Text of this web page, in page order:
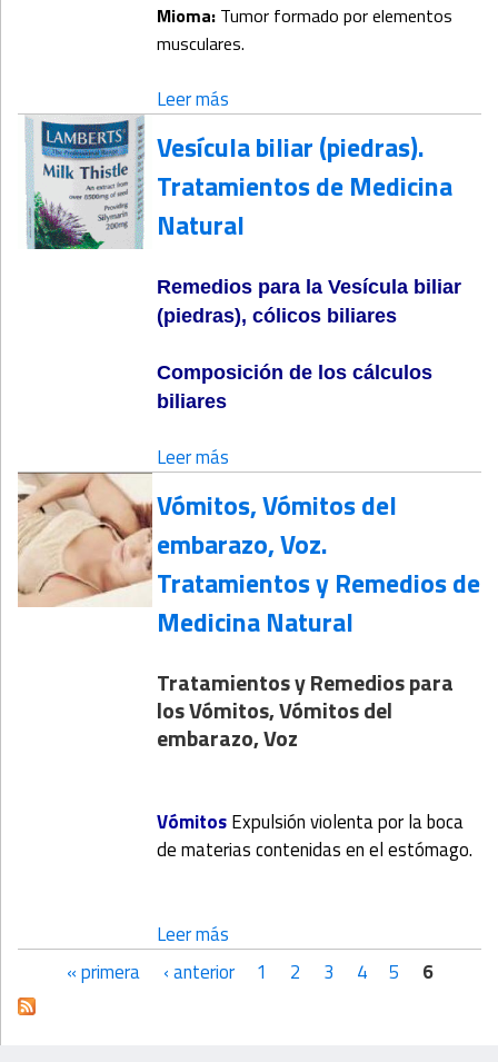
Mioma: Tumor formado por elementos
musculares.
Leer más
Vesícula biliar (piedras).
Tratamientos de Medicina
Natural
Remedios para la Vesícula biliar
(piedras), cólicos biliares
Composición de los cálculos
biliares
Leer más
Vómitos, Vómitos del
embarazo, Voz.
Tratamientos y Remedios de
Medicina Natural
Tratamientos y Remedios para
los Vómitos, Vómitos del
embarazo, Voz
VómitosExpulsión violenta por la boca
de materias contenidas en el estómago.
Leer más
Páginas
« primera ‹ anterior 1 2 3 4 5 6